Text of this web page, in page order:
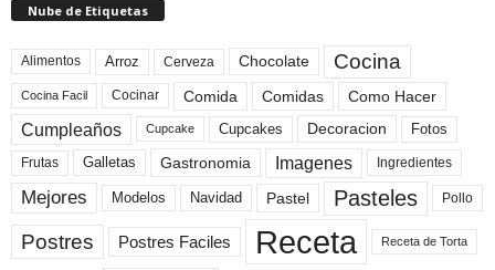
Nube de Etiquetas
Alimentos Arroz Cerveza Chocolate Cocina
Cocina Facil Cocinar Comida Comidas Como Hacer
Cumpleaños Cupcake Cupcakes Decoracion Fotos
Frutas Galletas Gastronomia Imagenes Ingredientes
Mejores Modelos Navidad Pastel Pasteles Pollo
Postres Postres Faciles Receta Receta de Torta